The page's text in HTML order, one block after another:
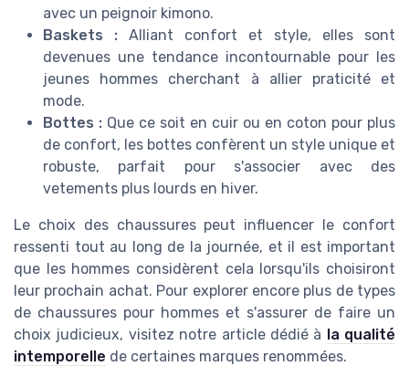
avec un peignoir kimono.
Baskets : Alliant confort et style, elles sont
devenues une tendance incontournable pour les
jeunes hommes cherchant à allier praticité et
mode.
Bottes : Que ce soit en cuir ou en coton pour plus
de confort, les bottes confèrent un style unique et
robuste, parfait pour s'associer avec des
vetements plus lourds en hiver.
Le choix des chaussures peut influencer le confort
ressenti tout au long de la journée, et il est important
que les hommes considèrent cela lorsqu'ils choisiront
leur prochain achat. Pour explorer encore plus de types
de chaussures pour hommes et s'assurer de faire un
choix judicieux, visitez notre article dédié à la qualité
intemporelle de certaines marques renommées.